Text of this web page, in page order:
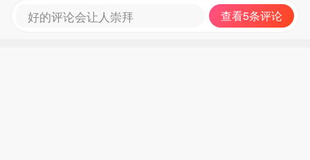
好的评论会让人崇拜 查看5条评论